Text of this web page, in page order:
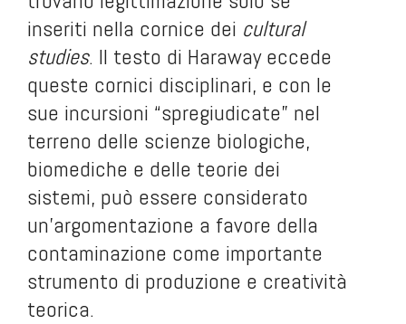
inseriti nella cornice dei cultural
studies. Il testo di Haraway eccede
queste cornici disciplinari, e con le
sue incursioni “spregiudicate” nel
terreno delle scienze biologiche,
biomediche e delle teorie dei
sistemi, può essere considerato
un’argomentazione a favore della
contaminazione come importante
strumento di produzione e creatività
teorica.